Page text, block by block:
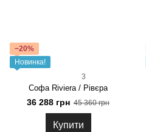
−20%
Новинка!
3
Софа Riviera / Рівєра
36 288 грн 45 360 грн
Купити